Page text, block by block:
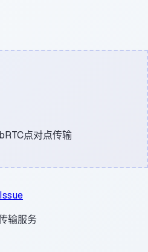
点对点传输
Issue
输服务